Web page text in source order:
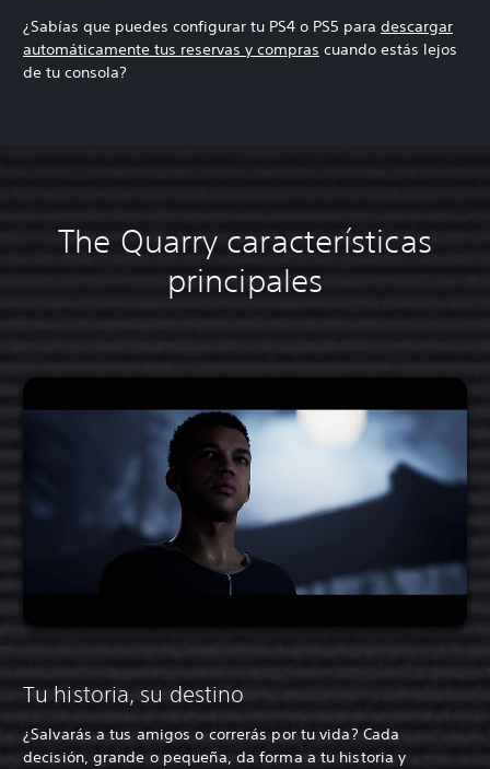
¿Sabías que puedes configurar tu PS4 o PS5 para descargar
automáticamente tus reservas y compras cuando estás lejos
de tu consola?
The Quarry características
principales
Tu historia, su destino
¿Salvarás a tus amigos o correrás por tu vida? Cada
decisión, grande o pequeña, da forma a tu historia y